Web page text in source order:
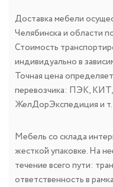
Доставка мебели
Челябинска и области
Стоимость
индивидуально в
Точная цена
перевозчика: ПЭК,
ЖелДорЭкспедиция и
Мебель со склада
жесткой упаковке. На
течение всего пути:
ответственность в